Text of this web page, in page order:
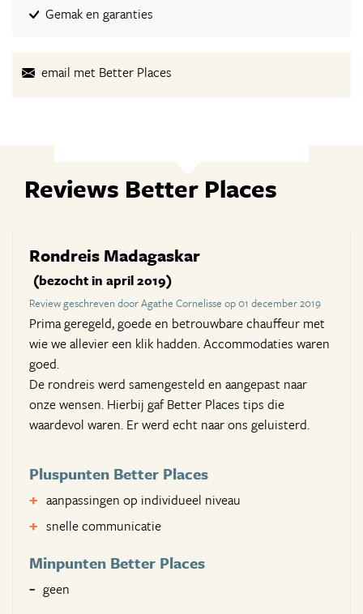
Gemak en garanties
email met Better Places
Reviews Better Places
Rondreis Madagaskar
(bezocht in april 2019)
Review geschreven door Agathe Cornelisse op 01 december 2019
Prima geregeld, goede en betrouwbare chauffeur met
wie we allevier een klik hadden. Accommodaties waren
goed.
De rondreis werd samengesteld en aangepast naar
onze wensen. Hierbij gaf Better Places tips die
waardevol waren. Er werd echt naar ons geluisterd.
Pluspunten Better Places
aanpassingen op individueel niveau
snelle communicatie
Minpunten Better Places
geen